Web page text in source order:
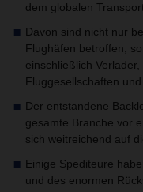
dem globalen
Davon sind nicht nur
Flughäfen betroffen,
einschließlich
Fluggesellschaften
Der entstandene
gesamte Branche vor
sich weitreichend auf
Einige Spediteure
und des enormen